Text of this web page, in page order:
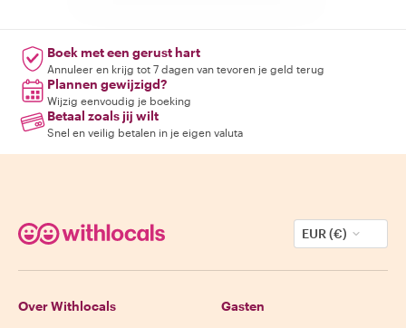
Boek met een gerust hart
Annuleer en krijg tot 7 dagen van tevoren je geld terug
Plannen gewijzigd?
Wijzig eenvoudig je boeking
Betaal zoals jij wilt
Snel en veilig betalen in je eigen valuta
EUR (€)
Over Withlocals Gasten